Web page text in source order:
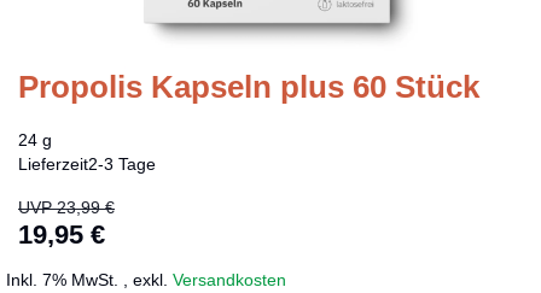
Propolis Kapseln plus 60 Stück
24 g
Lieferzeit2-3 Tage
UVP 23,99 €
Sonderangebot
19,95 €
Inkl. 7% MwSt. exkl. Versandkosten
Zum
Bildergalerie